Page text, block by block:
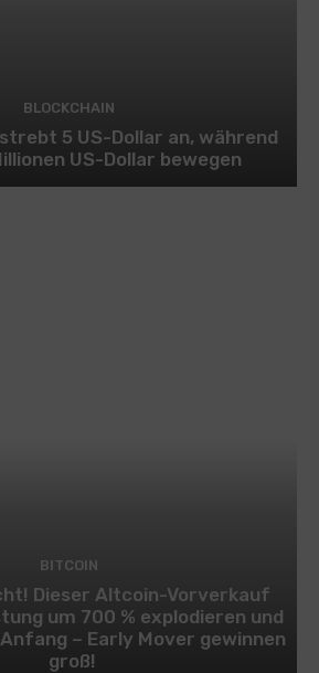
BLOCKCHAIN
5 US-Dollar an, während
US-Dollar bewegen
BITCOIN
Dieser Altcoin-Vorverkauf
um 700 % explodieren und
– Early Mover gewinnen
groß!